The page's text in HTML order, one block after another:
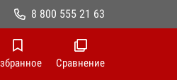
8 800 555 21 63
Сравнение